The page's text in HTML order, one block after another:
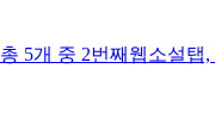
총 5개 중 2번째 웹소설탭,